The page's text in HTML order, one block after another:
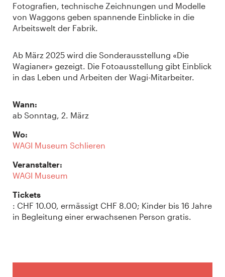
Fotografien, technische Zeichnungen und Modelle
von Waggons geben spannende Einblicke in die
Arbeitswelt der Fabrik.
Ab März 2025 wird die Sonderausstellung «Die
Wagianer» gezeigt. Die Fotoausstellung gibt Einblick
in das Leben und Arbeiten der Wagi-Mitarbeiter.
Wann:
ab Sonntag, 2. März
Wo:
WAGI Museum Schlieren
Veranstalter:
WAGI Museum
Tickets
: CHF 10.00, ermässigt CHF 8.00; Kinder bis 16 Jahre
in Begleitung einer erwachsenen Person gratis.